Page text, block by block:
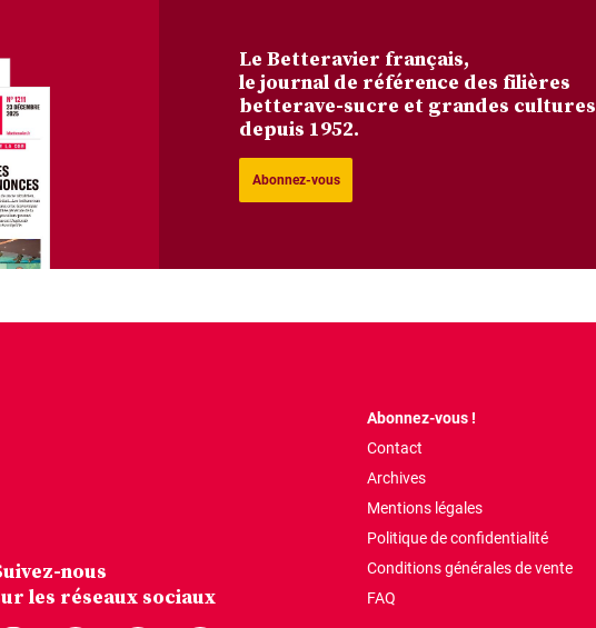
Le Betteravier français,
le journal de référence des filières
betterave-sucre et grandes cultures
depuis 1952.
Abonnez-vous
nous
les réseaux sociaux
Abonnez-vous !
Contact
Archives
Mentions légales
Politique de confidentialité
Conditions générales de vente
FAQ